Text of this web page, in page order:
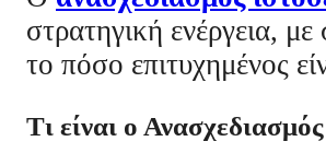
στρατηγική ενέργεια,
το πόσο επιτυχημένος
Τι είναι ο